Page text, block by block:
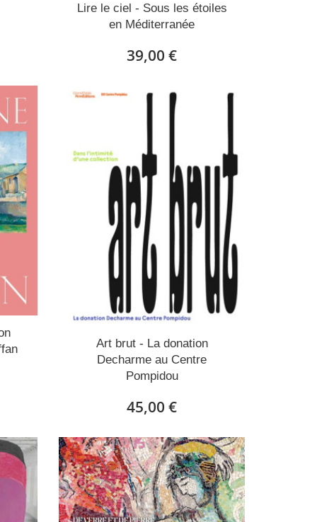
Lire le ciel - Sous les étoiles
en Méditerranée
39,00 €
Art brut - La donation
Decharme au Centre
Pompidou
45,00 €